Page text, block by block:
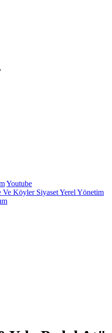
Youtube
Ve KöylerSiyasetYerel Yönetim